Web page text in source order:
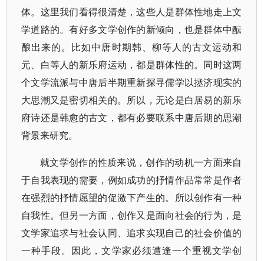
体。这里我们看得很清楚，这些人是群体性地走上文
学道路的。有好多文学创作的新倾向，也是群体中酝
酿出来的。比如中唐时期韩、柳等人的古文运动和
元、白等人的新乐府运动，都是群体性的。同时这两
个文学流派与中唐后半期重新探寻儒学以拯济现实的
大思潮又是密切相关的。所以，无论是白居易的新乐
府诗还是韩愈的古文，都有必要联系中唐后期的思潮
背景来研究。
就文学创作的性质来说，创作的动机一方面来自
于自我表现的需要，例如成功的抒情作品常常是作者
在强烈的抒情愿望的促激下产生的。所以创作有一种
自我性。但另一方面，创作又是面向社会的行为，是
文学家追求与社会认同、追求实现自己的社会价值的
一种手段。因此，文学家必须遭逢一个重视文学创